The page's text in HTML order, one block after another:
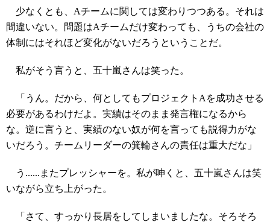
少なくとも、Aチームに関しては変わりつつある。それは
間違いない。問題はAチームだけ変わっても、うちの会社の
体制にはそれほど変化がないだろうということだ。
私がそう言うと、五十嵐さんは笑った。
「うん。だから、何としてもプロジェクトAを成功させる
必要があるわけだよ。実績はそのまま発言権になるから
な。逆に言うと、実績のない奴が何を言っても説得力がな
いだろう。チームリーダーの箕輪さんの責任は重大だな」
う......またプレッシャーを。私が呻くと、五十嵐さんは笑
いながら立ち上がった。
「さて、すっかり長居をしてしまいましたな。そろそろ